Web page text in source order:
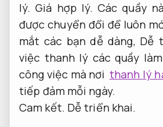
lý. Giá hợp lý. Các quầy
được chuyển đổi để luôn
mắt các bạn dễ dàng, Dễ
việc thanh lý các quầy
công việc mà nơi thanh lý
tiếp đảm mỗi ngày.
Cam kết. Dễ triển khai.